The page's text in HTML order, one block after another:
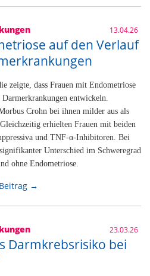
13.04.26
auf den Verlauf
zeigte, dass Frauen mit Endometriose
entwickeln.
Crohn bei ihnen milder aus als
erhielten Frauen mit beiden
und TNF‑α‑Inhibitoren. Bei
Unterschied im Schweregrad
ohne Endometriose.
→
23.03.26
Darmkrebsrisiko bei